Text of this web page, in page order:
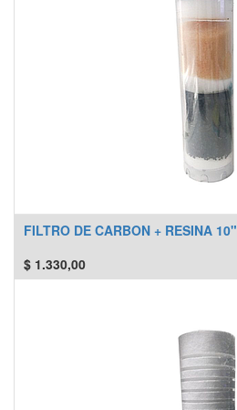
FILTRO DE CARBON + RESINA 10"
$ 1.330,00